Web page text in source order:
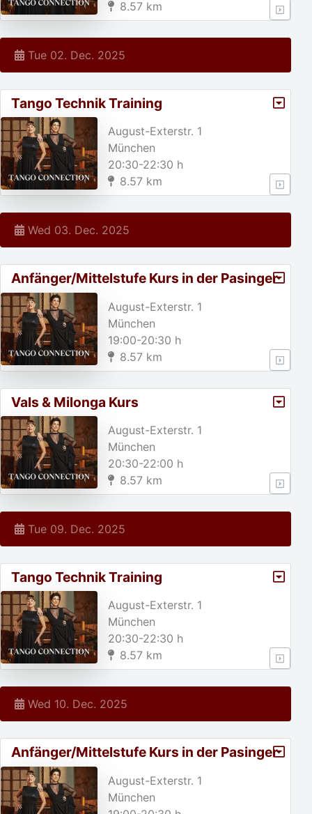
8.57 km
Tue 02. Dec. 2025
Tango Technik Training
August-Exterstr. 1
München
20:30-22:30 h
8.57 km
Wed 03. Dec. 2025
Anfänger/Mittelstufe Kurs in der Pasinger
Fabrik
August-Exterstr. 1
München
19:00-20:30 h
8.57 km
Vals & Milonga Kurs
August-Exterstr. 1
München
20:30-22:00 h
8.57 km
Tue 09. Dec. 2025
Tango Technik Training
August-Exterstr. 1
München
20:30-22:30 h
8.57 km
Wed 10. Dec. 2025
Anfänger/Mittelstufe Kurs in der Pasinger
Fabrik
August-Exterstr. 1
München